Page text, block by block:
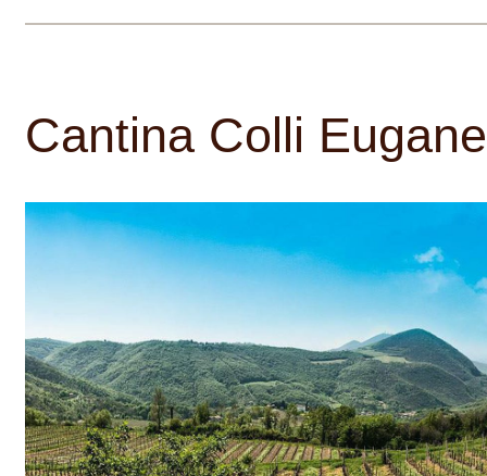
jsou myšlence udržení této sta let staré
výsledku jsou vína pečlivě tříděna podle
druhu půdy a expozice slunečnímu